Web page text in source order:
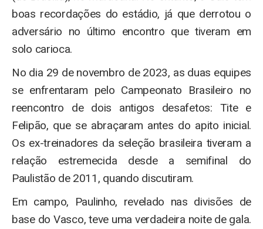
boas recordações do estádio, já que derrotou o
adversário no último encontro que tiveram em
solo carioca.
No dia 29 de novembro de 2023, as duas equipes
se enfrentaram pelo Campeonato Brasileiro no
reencontro de dois antigos desafetos: Tite e
Felipão, que se abraçaram antes do apito inicial.
Os ex-treinadores da seleção brasileira tiveram a
relação estremecida desde a semifinal do
Paulistão de 2011, quando discutiram.
Em campo, Paulinho, revelado nas divisões de
base do Vasco, teve uma verdadeira noite de gala.